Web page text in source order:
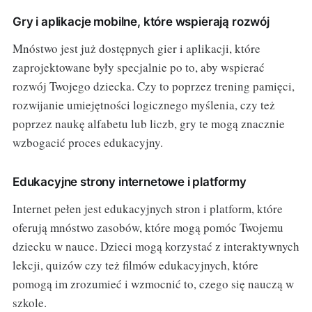
Gry i aplikacje mobilne, które wspierają rozwój
Mnóstwo jest już dostępnych gier i aplikacji, które
zaprojektowane były specjalnie po to, aby wspierać
rozwój Twojego dziecka. Czy to poprzez trening pamięci,
rozwijanie umiejętności logicznego myślenia, czy też
poprzez naukę alfabetu lub liczb, gry te mogą znacznie
wzbogacić proces edukacyjny.
Edukacyjne strony internetowe i platformy
Internet pełen jest edukacyjnych stron i platform, które
oferują mnóstwo zasobów, które mogą pomóc Twojemu
dziecku w nauce. Dzieci mogą korzystać z interaktywnych
lekcji, quizów czy też filmów edukacyjnych, które
pomogą im zrozumieć i wzmocnić to, czego się nauczą w
szkole.